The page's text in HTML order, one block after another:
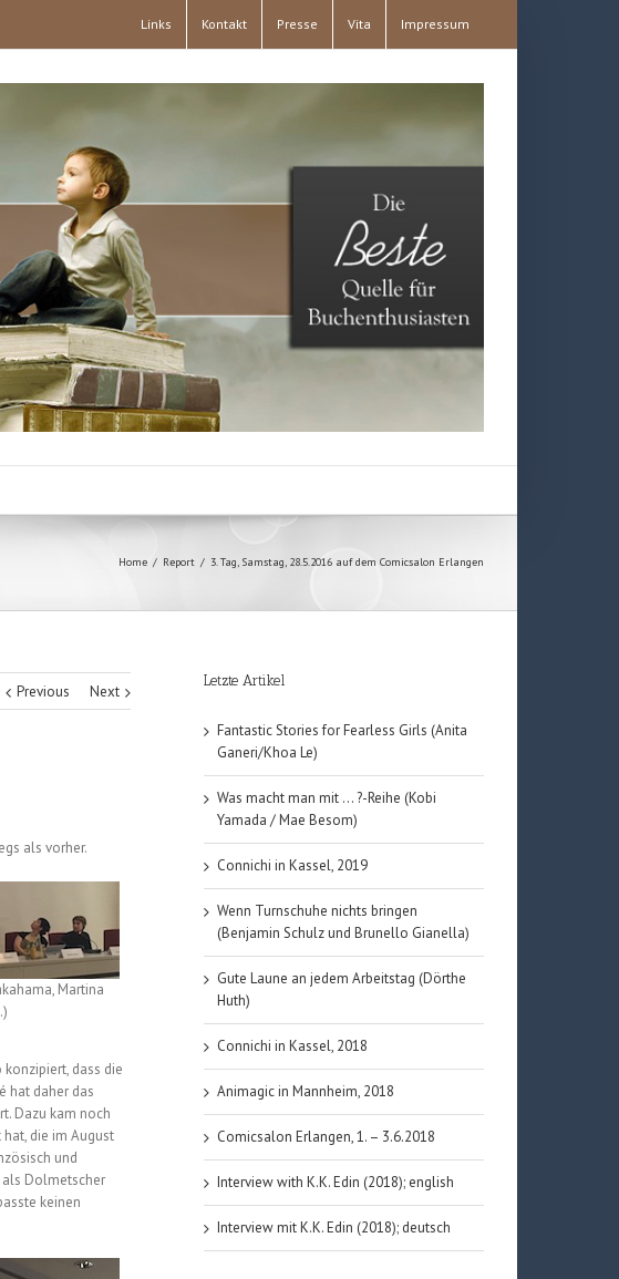
Links Kontakt Presse Vita Impressum
Home / Report / 3. Tag, Samstag, 28.5.2016 auf dem Comicsalon Erlangen
Previous Next
als vorher.
Martina
konzipiert, dass die
hat daher das
Dazu kam noch
die im August
und
als Dolmetscher
keinen
Letzte Artikel
Fantastic Stories for Fearless Girls (Anita
Ganeri/Khoa Le)
Was macht man mit … ?-Reihe (Kobi
Yamada / Mae Besom)
Connichi in Kassel, 2019
Wenn Turnschuhe nichts bringen
(Benjamin Schulz und Brunello Gianella)
Gute Laune an jedem Arbeitstag (Dörthe
Huth)
Connichi in Kassel, 2018
Animagic in Mannheim, 2018
Comicsalon Erlangen, 1. – 3.6.2018
Interview with K.K. Edin (2018); english
Interview mit K.K. Edin (2018); deutsch